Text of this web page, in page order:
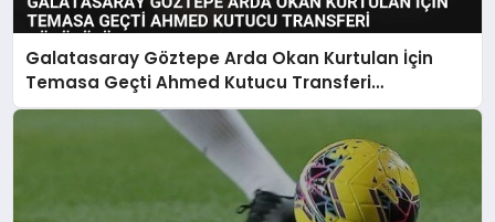
Galatasaray Göztepe Arda Okan Kurtulan İçin
Temasa Geçti Ahmed Kutucu Transferi
Görüşülüyor